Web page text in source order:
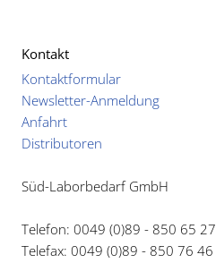
Kontakt
Kontaktformular
Newsletter-Anmeldung
Anfahrt
Distributoren
Süd-Laborbedarf GmbH
Telefon: 0049 (0)89 - 850 65 27
Telefax: 0049 (0)89 - 850 76 46